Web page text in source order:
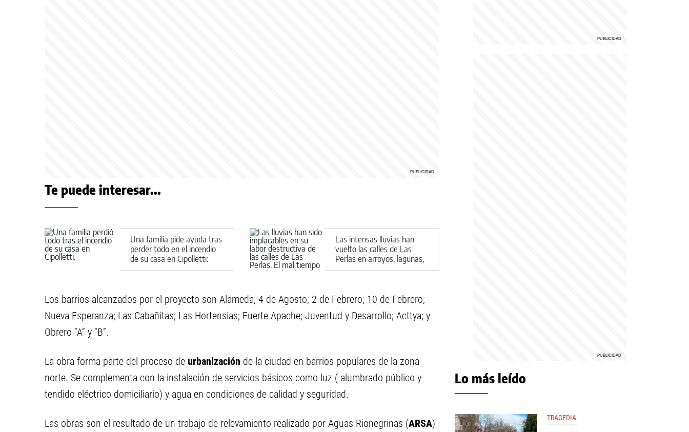
Te puede interesar...
Una familia pide ayuda tras
perder todo en el incendio
de su casa en Cipolletti:
cómo colaborar
Las intensas lluvias han
vuelto las calles de Las
Perlas en arroyos, lagunas,
charcas y lodazales
Los barrios alcanzados por el proyecto son Alameda; 4 de Agosto; 2 de Febrero; 10 de Febrero;
Nueva Esperanza; Las Cabañitas; Las Hortensias; Fuerte Apache; Juventud y Desarrollo; Acttya; y
Obrero “A” y “B”.
La obra forma parte del proceso de urbanización de la ciudad en barrios populares de la zona
norte. Se complementa con la instalación de servicios básicos como luz ( alumbrado público y
tendido eléctrico domiciliario) y agua en condiciones de calidad y seguridad.
Las obras son el resultado de un trabajo de relevamiento realizado por Aguas Rionegrinas (ARSA)
Lo más leído
TRAGEDIA